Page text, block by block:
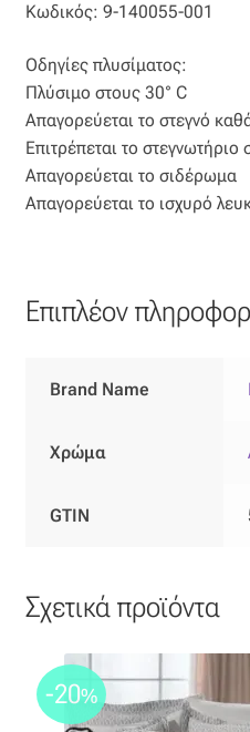
Φλάμα
Φόδρα
Ψάθα
Πληρωμές
Ραντεβού
Ταμείο
Κωδικός: 9-140055-001
Οδηγίες πλυσίματος:
Πλύσιμο στους 30° C
Απαγορεύεται το στεγνό
Επιτρέπεται το
Απαγορεύεται το σιδέρωμα
Απαγορεύεται το ισχυρό
Επιπλέον
Brand Name
Χρώμα
GTIN
Σχετικά προϊόντα
-20%